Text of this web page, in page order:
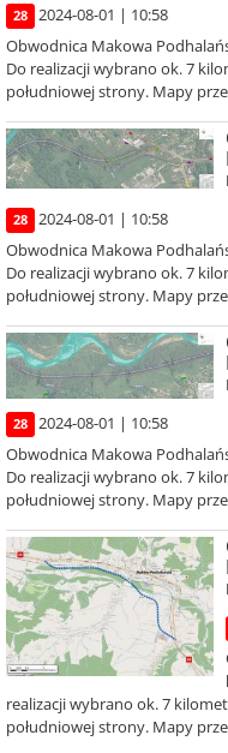
28
2024-08-01 | 10:58
Obwodnica Makowa
Do realizacji wybrano ok. 7
południowej strony. Mapy
28
2024-08-01 | 10:58
Obwodnica Makowa
Do realizacji wybrano ok. 7
południowej strony. Mapy
28
2024-08-01 | 10:58
Obwodnica Makowa
Do realizacji wybrano ok. 7
południowej strony. Mapy
realizacji wybrano ok. 7
południowej strony. Mapy